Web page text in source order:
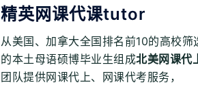
精英网课代课tutor
从美国、加拿大全国排名前10的高校筛
的本土母语硕博毕业生组成北美网课代
团队提供网课代上、网课代考服务，